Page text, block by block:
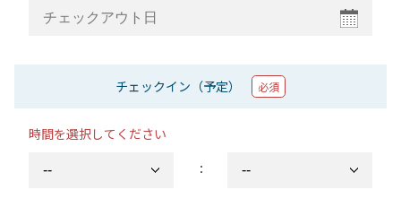
チェックイン（予定） 必須
時間を選択してください
：